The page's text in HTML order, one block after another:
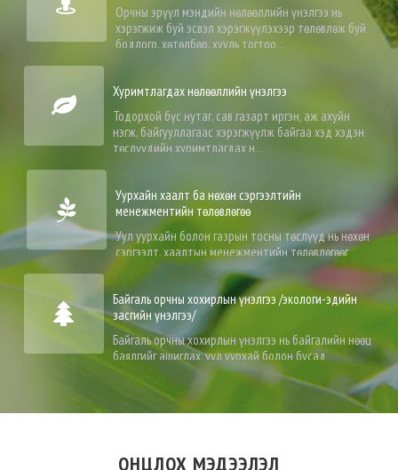
Орчны эрүүл мэндийн нөлөөллийн үнэлгээ нь
хэрэгжиж буй эсвэл хэрэгжүүлэхээр төлөвлөж буй
бодлого, хөтөлбөр, хууль тогтоо...
Хуримтлагдах нөлөөллийн үнэлгээ
Тодорхой бүс нутаг, сав газарт иргэн, аж ахуйн
нэгж, байгууллагаас хэрэгжүүлж байгаа хэд хэдэн
төслүүдийн хуримтлагдах н...
Уурхайн хаалт ба нөхөн сэргээлтийн
менежментийн төлөвлөгөө
Уул уурхайн болон газрын тосны төслүүд нь нөхөн
сэргээлт, хаалтын менежментийн төлөвлөгөөг
тухайн үйл ажиллагаа эхэлж, х...
Байгаль орчны хохирлын үнэлгээ /экологи-эдийн
засгийн үнэлгээ/
Байгаль орчны хохирлын үнэлгээ нь байгалийн нөөц
баялгийг ашиглах, уул уурхай болон бусад
үйлдвэрлэл, үйлчилгээ эрхлэх я...
ОНЦЛОХ МЭДЭЭЛЭЛ